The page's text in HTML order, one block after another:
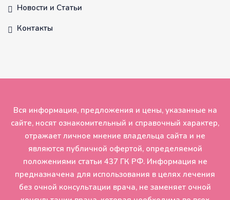
Новости и Статьи
Контакты
Вся информация, предложения и цены, указанные на
сайте, носят ознакомительный и справочный характер,
отражает личное мнение владельца сайта и не
являются публичной офертой, определяемой
положениями статьи 437 ГК РФ. Информация не
предназначена для использования в целях лечения
без очной консультации врача, не заменяет очной